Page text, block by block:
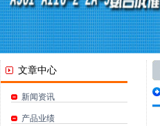
文章中心
新闻资讯
产品业绩